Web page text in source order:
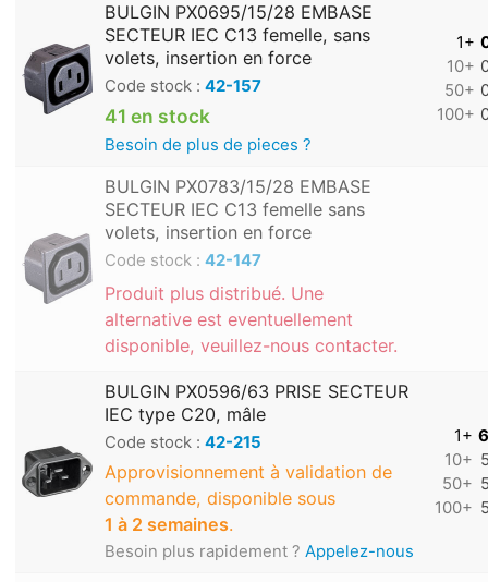
BULGIN PX0695/15/28 EMBASE
SECTEUR IEC C13 femelle, sans
volets, insertion en force
Code stock : 42-157
41 en stock
Besoin de plus de pieces ?
1+
10+
50+
100+
BULGIN PX0783/15/28 EMBASE
SECTEUR IEC C13 femelle sans
volets, insertion en force
Code stock : 42-147
Produit plus distribué. Une
alternative est eventuellement
disponible, veuillez-nous contacter.
BULGIN PX0596/63 PRISE SECTEUR
IEC type C20, mâle
Code stock : 42-215
Approvisionnement à validation de
commande, disponible sous
1 à 2 semaines.
Besoin plus rapidement ? Appelez-nous
1+
10+
50+
100+